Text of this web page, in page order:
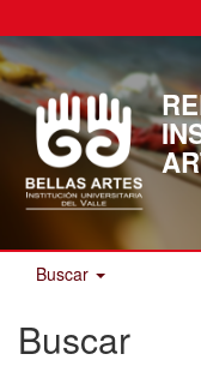
Buscar
Buscar